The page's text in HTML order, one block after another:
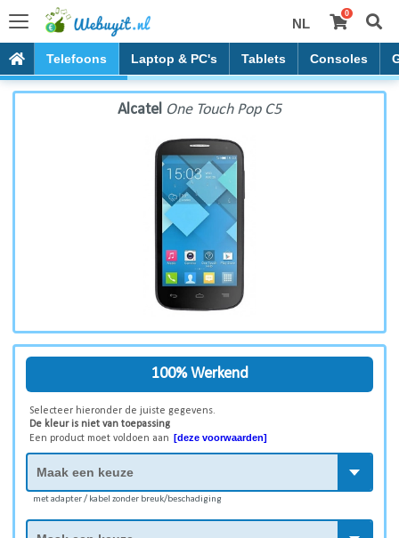
NL
0
Telefoons Laptop & PC's Tablets Consoles
Alcatel One Touch Pop C5
Alcatel One Touch Pop C5
100% Werkend
Selecteer hieronder de juiste gegevens.
De kleur is niet van toepassing
Een product moet voldoen aan [deze voorwaarden]
met adapter / kabel zonder breuk/beschadiging